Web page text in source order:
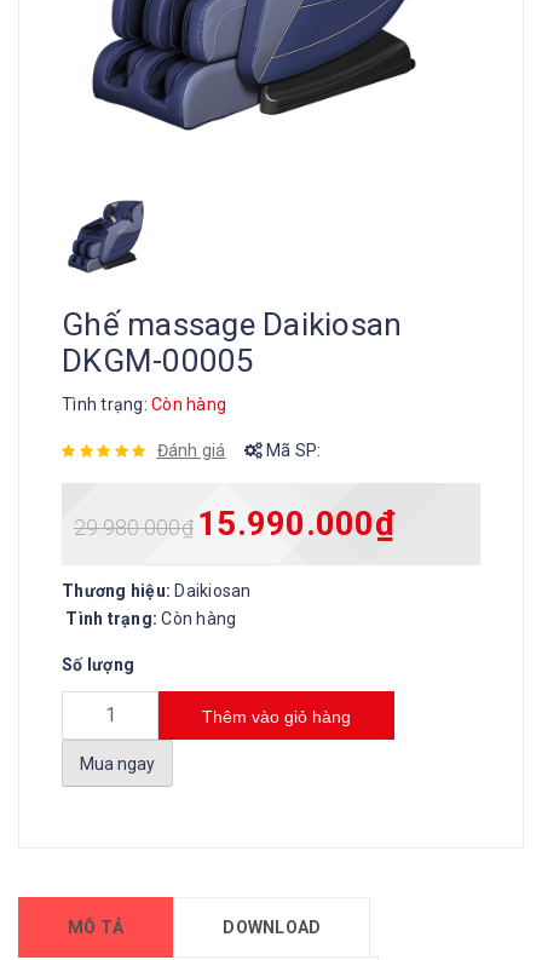
Ghế massage Daikiosan
DKGM-00005
Tình trạng: Còn hàng
Đánh giá Mã SP:
29.980.000₫ 15.990.000₫
Thương hiệu: Daikiosan
Tình trạng: Còn hàng
Số lượng
Thêm vào giỏ hàng
Mua ngay
MÔ TẢ DOWNLOAD